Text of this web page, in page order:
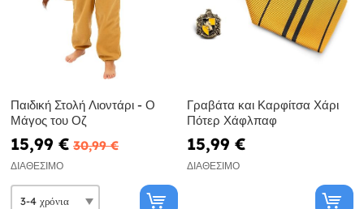
Παιδική Στολή Λιοντάρι - Ο
Μάγος του Οζ
15,99 € 30,99 €
ΔΙΑΘΈΣΙΜΟ
Γραβάτα και Καρφίτσα Χάρι
Πότερ Χάφλπαφ
15,99 €
ΔΙΑΘΈΣΙΜΟ